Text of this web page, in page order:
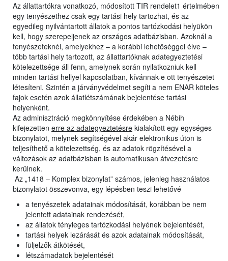
Az állattartókra vonatkozó, módosított TIR rendelet1 értelmében
egy tenyészethez csak egy tartási hely tartozhat, és az
egyedileg nyilvántartott állatok a pontos tartózkodási helyükön
kell, hogy szerepeljenek az országos adatbázisban. Azoknál a
tenyészeteknél, amelyekhez – a korábbi lehetőséggel élve –
több tartási hely tartozott, az állattartóknak adategyeztetési
kötelezettsége áll fenn, amelynek során nyilatkozniuk kell
minden tartási hellyel kapcsolatban, kívánnak-e ott tenyészetet
létesíteni. Szintén a járványvédelmet segíti a nem ENAR köteles
fajok esetén azok állatlétszámának bejelentése tartási
helyenként.
Az adminisztráció megkönnyítése érdekében a Nébih
kifejezetten erre az adategyeztetésre kialakított egy egységes
bizonylatot, melynek segítségével akár elektronikus úton is
teljesíthető a kötelezettség, és az adatok rögzítésével a
változások az adatbázisban is automatikusan átvezetésre
kerülnek.
Az „1418 – Komplex bizonylat” számos, jelenleg használatos
bizonylatot összevonva, egy lépésben teszi lehetővé
a tenyészetek adatainak módosítását, korábban be nem
jelentett adatainak rendezését,
az állatok tényleges tartózkodási helyének bejelentését,
tartási helyek lezárását és azok adatainak módosítását,
füljelzők átkötését,
létszámadatok bejelentését